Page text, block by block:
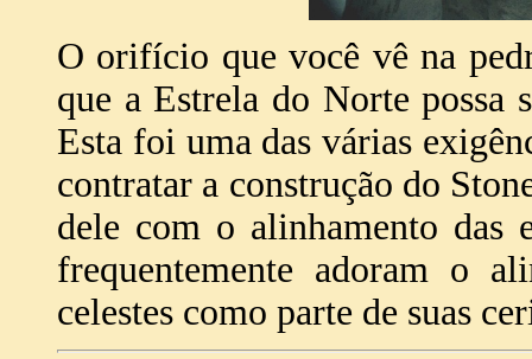
O orifício que você vê na
que a Estrela do Norte possa
Esta foi uma das várias
contratar a construção do
dele com o alinhamento das
frequentemente adoram o
celestes como parte de suas